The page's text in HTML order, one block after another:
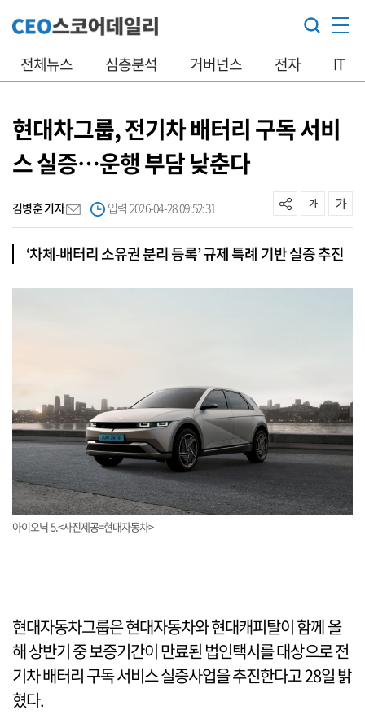
전체뉴스 심층분석 거버넌스 전자 IT
현대차그룹, 전기차 배터리 구독 서비
스 실증…운행 부담 낮춘다
김병훈 기자 입력 2026-04-28 09:52:31
‘차체-배터리 소유권 분리 등록’ 규제 특례 기반 실증 추진
아이오닉 5.<사진제공=현대자동차>
현대자동차그룹은 현대자동차와 현대캐피탈이 함께 올
해 상반기 중 보증기간이 만료된 법인택시를 대상으로 전
기차 배터리 구독 서비스 실증사업을 추진한다고 28일 밝
혔다.